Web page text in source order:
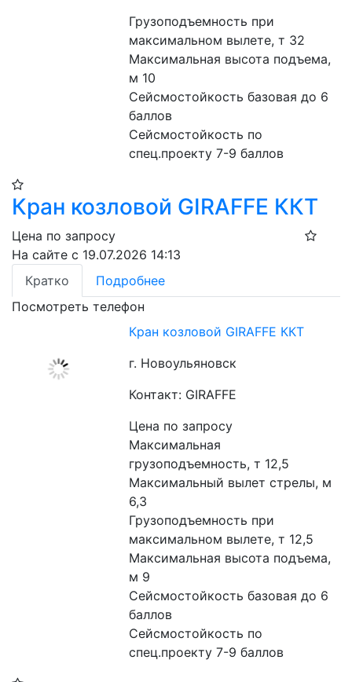
Грузоподъемность при
максимальном вылете, т 32
Максимальная высота подъема,
м 10
Сейсмостойкость базовая до 6
баллов
Сейсмостойкость по
спец.проекту 7-9 баллов
Кран козловой GIRAFFE ККТ
Цена по запросу
На сайте с 19.07.2026 14:13
Кратко
Подробнее
Посмотреть телефон
Кран козловой GIRAFFE ККТ
г. Новоульяновск
Контакт: GIRAFFE
Цена по запросу
Максимальная
грузоподъемность, т 12,5
Максимальный вылет стрелы, м
6,3
Грузоподъемность при
максимальном вылете, т 12,5
Максимальная высота подъема,
м 9
Сейсмостойкость базовая до 6
баллов
Сейсмостойкость по
спец.проекту 7-9 баллов